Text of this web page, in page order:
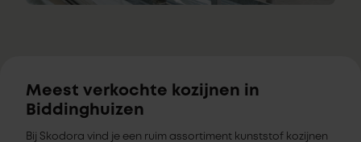
Meest verkochte kozijnen in
Biddinghuizen
Bij Skodora vind je een ruim assortiment kunststof kozijnen